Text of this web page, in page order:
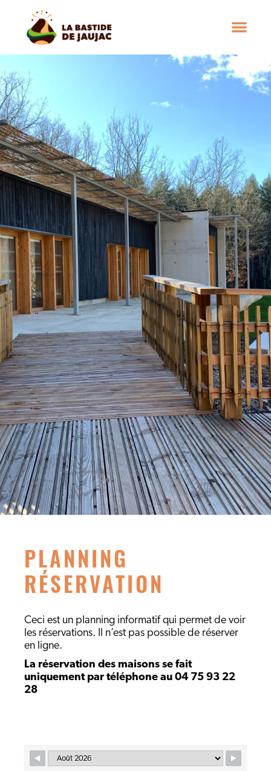
PLANNING
RÉSERVATION
Ceci est un planning informatif qui permet de voir
les réservations. Il n’est pas possible de réserver
en ligne.
La réservation des maisons se fait
uniquement par téléphone au 04 75 93 22
28